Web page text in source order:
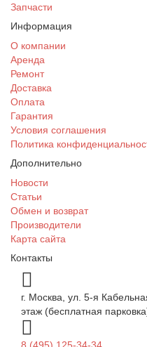
Запчасти
Информация
О компании
Аренда
Ремонт
Доставка
Оплата
Гарантия
Условия соглашения
Политика
Дополнительно
Новости
Статьи
Обмен и возврат
Производители
Карта сайта
Контакты
г. Москва, ул. 5-я
этаж (бесплатная